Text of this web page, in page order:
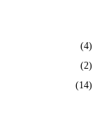
(4)
(2)
(14)